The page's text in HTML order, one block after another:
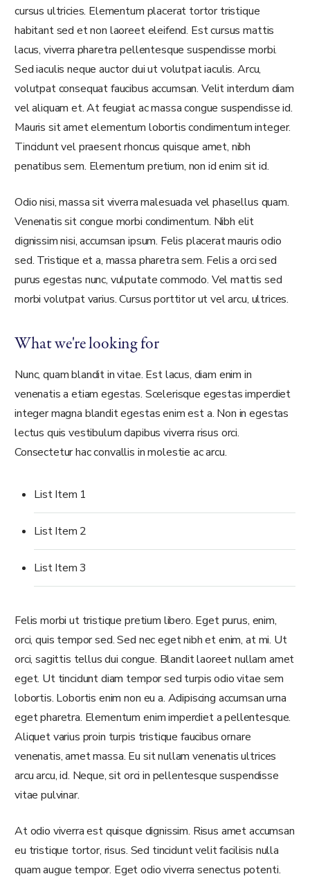
cursus ultricies. Elementum placerat tortor tristique
habitant sed et non laoreet eleifend. Est cursus mattis
lacus, viverra pharetra pellentesque suspendisse morbi.
Sed iaculis neque auctor dui ut volutpat iaculis. Arcu,
volutpat consequat faucibus accumsan. Velit interdum diam
vel aliquam et. At feugiat ac massa congue suspendisse id.
Mauris sit amet elementum lobortis condimentum integer.
Tincidunt vel praesent rhoncus quisque amet, nibh
penatibus sem. Elementum pretium, non id enim sit id.
Odio nisi, massa sit viverra malesuada vel phasellus quam.
Venenatis sit congue morbi condimentum. Nibh elit
dignissim nisi, accumsan ipsum. Felis placerat mauris odio
sed. Tristique et a, massa pharetra sem. Felis a orci sed
purus egestas nunc, vulputate commodo. Vel mattis sed
morbi volutpat varius. Cursus porttitor ut vel arcu, ultrices.
What we're looking for
Nunc, quam blandit in vitae. Est lacus, diam enim in
venenatis a etiam egestas. Scelerisque egestas imperdiet
integer magna blandit egestas enim est a. Non in egestas
lectus quis vestibulum dapibus viverra risus orci.
Consectetur hac convallis in molestie ac arcu.
List Item 1
List Item 2
List Item 3
Felis morbi ut tristique pretium libero. Eget purus, enim,
orci, quis tempor sed. Sed nec eget nibh et enim, at mi. Ut
orci, sagittis tellus dui congue. Blandit laoreet nullam amet
eget. Ut tincidunt diam tempor sed turpis odio vitae sem
lobortis. Lobortis enim non eu a. Adipiscing accumsan urna
eget pharetra. Elementum enim imperdiet a pellentesque.
Aliquet varius proin turpis tristique faucibus ornare
venenatis, amet massa. Eu sit nullam venenatis ultrices
arcu arcu, id. Neque, sit orci in pellentesque suspendisse
vitae pulvinar.
At odio viverra est quisque dignissim. Risus amet accumsan
eu tristique tortor, risus. Sed tincidunt velit facilisis nulla
quam augue tempor. Eget odio viverra senectus potenti.